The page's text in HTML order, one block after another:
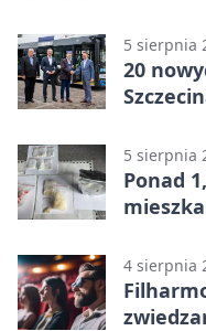
5 sierpnia
20
5 sierpnia
Ponad
4 sierpnia